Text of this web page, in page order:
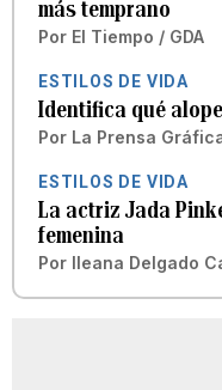
más temprano
Por El Tiempo / GDA
ESTILOS DE VIDA
Identifica qué
Por La Prensa
ESTILOS DE VIDA
La actriz Jada
femenina
Por Ileana Delgado